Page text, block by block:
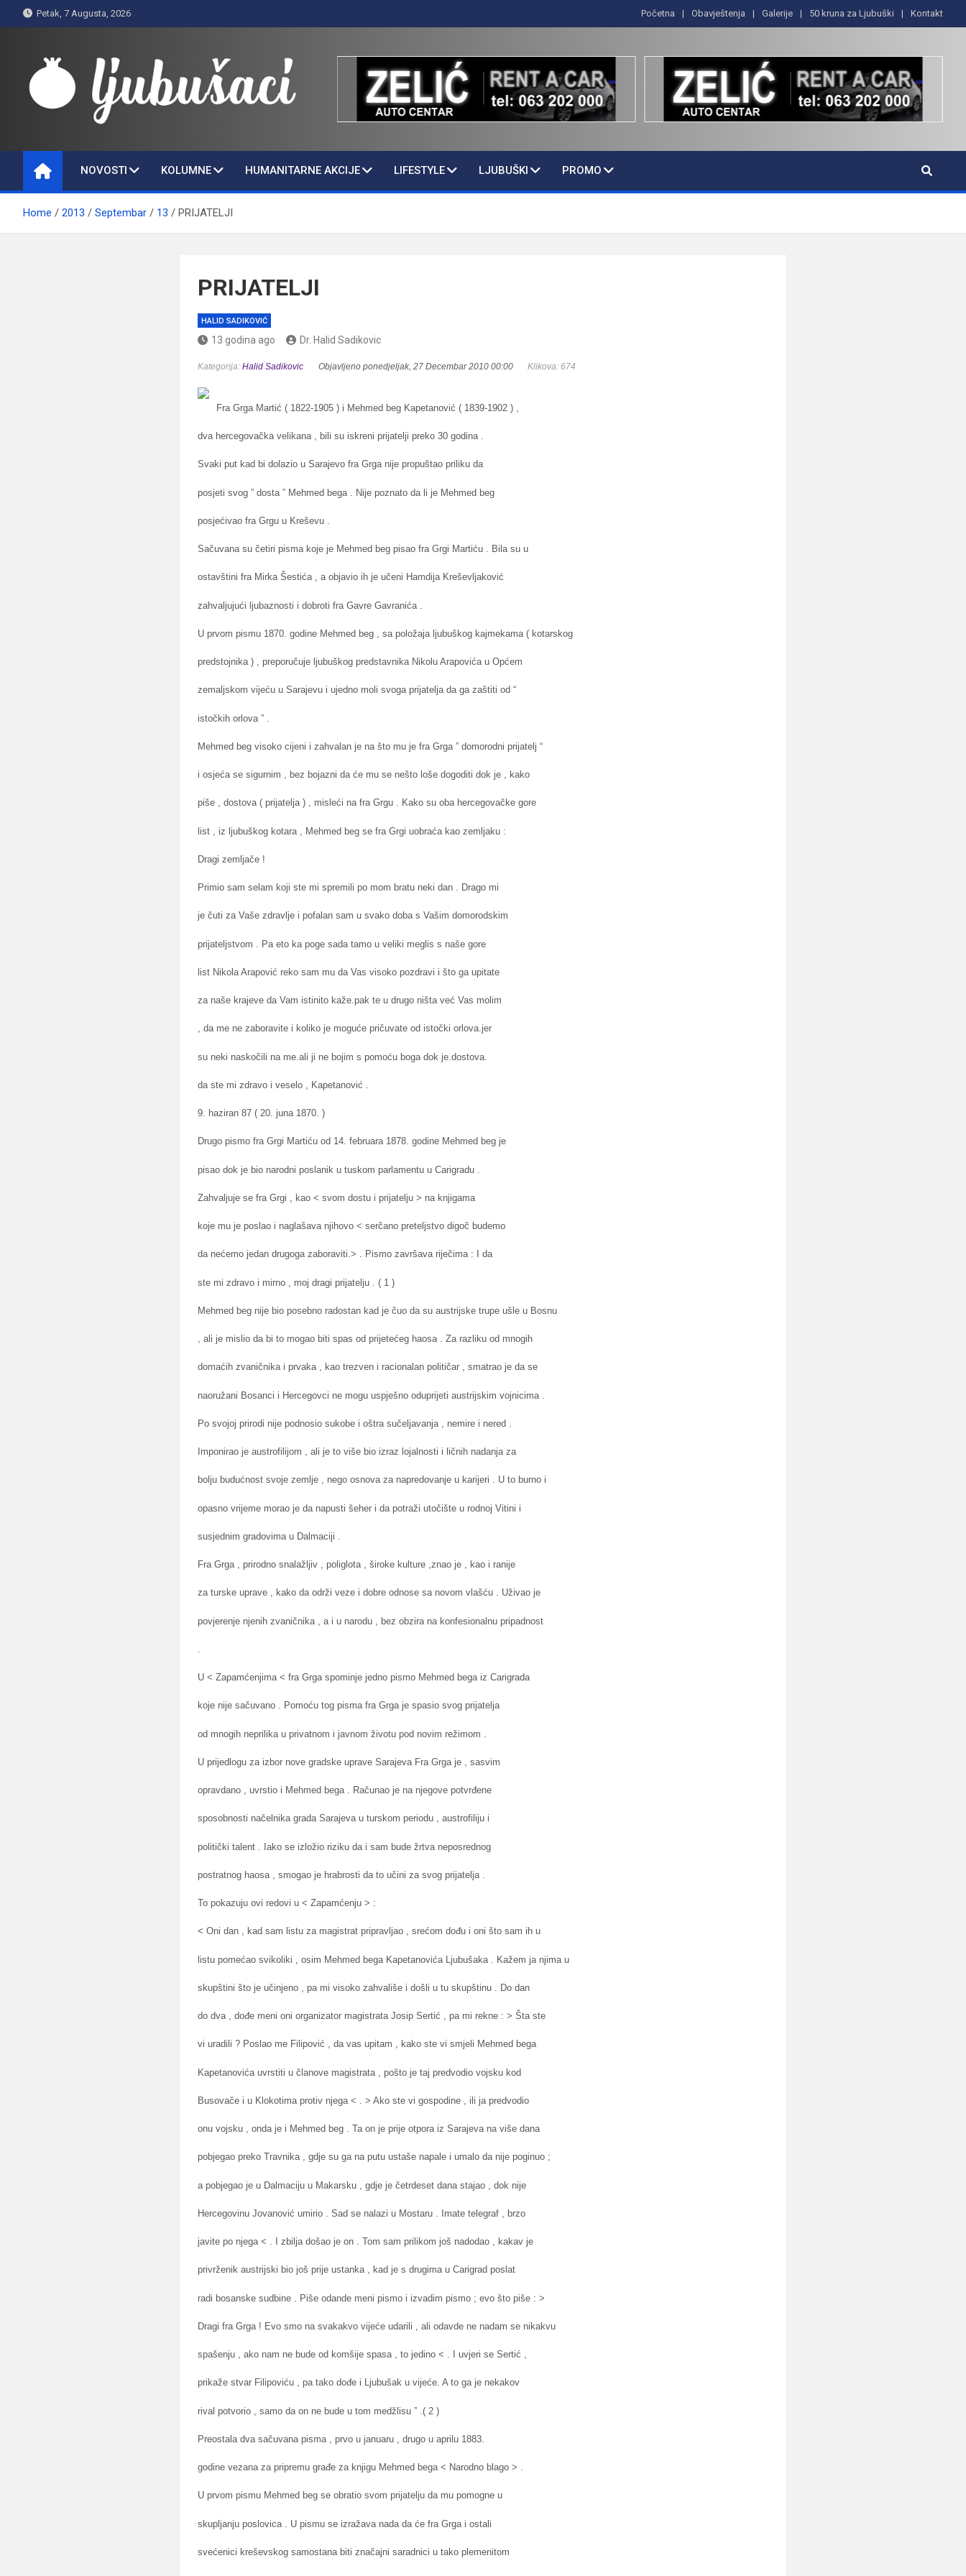
to
Petak, 7 Augusta, 2026 Početna Obavještenja Galerije 50 kruna za Ljubuški Kontakt
Ljubušaci
NOVOSTI KOLUMNE HUMANITARNE AKCIJE LIFESTYLE LJUBUŠKI PROMO
Home 2013 Septembar 13 PRIJATELJI
PRIJATELJI
HALID SADIKOVIĆ
13 godina ago Dr. Halid Sadikovic
Kategorija:Halid Sadikovic Objavljeno ponedjeljak, 27 Decembar 2010 00:00 Klikova: 674
Fra Grga Martić ( 1822-1905 ) i Mehmed beg Kapetanović ( 1839-1902 ) ,
dva hercegovačka velikana , bili su iskreni prijatelji preko 30 godina .
Svaki put kad bi dolazio u Sarajevo fra Grga nije propuštao priliku da
posjeti svog ” dosta ” Mehmed bega . Nije poznato da li je Mehmed beg
posjećivao fra Grgu u Kreševu .
Sačuvana su četiri pisma koje je Mehmed beg pisao fra Grgi Martiću . Bila su u
ostavštini fra Mirka Šestića , a objavio ih je učeni Hamdija Kreševljaković
zahvaljujući ljubaznosti i dobroti fra Gavre Gavranića .
U prvom pismu 1870. godine Mehmed beg , sa položaja ljubuškog kajmekama ( kotarskog
predstojnika ) , preporučuje ljubuškog predstavnika Nikolu Arapovića u Općem
zemaljskom vijeću u Sarajevu i ujedno moli svoga prijatelja da ga zaštiti od “
istočkih orlova ” .
Mehmed beg visoko cijeni i zahvalan je na što mu je fra Grga ” domorodni prijatelj “
i osjeća se sigurnim , bez bojazni da će mu se nešto loše dogoditi dok je , kako
piše , dostova ( prijatelja ) , misleći na fra Grgu . Kako su oba hercegovačke gore
list , iz ljubuškog kotara , Mehmed beg se fra Grgi uobraća kao zemljaku :
Dragi zemljače !
Primio sam selam koji ste mi spremili po mom bratu neki dan . Drago mi
je čuti za Vaše zdravlje i pofalan sam u svako doba s Vašim domorodskim
prijateljstvom . Pa eto ka poge sada tamo u veliki meglis s naše gore
list Nikola Arapović reko sam mu da Vas visoko pozdravi i što ga upitate
za naše krajeve da Vam istinito kaže.pak te u drugo ništa već Vas molim
, da me ne zaboravite i koliko je moguće pričuvate od istočki orlova.jer
su neki naskočili na me.ali ji ne bojim s pomoću boga dok je.dostova.
da ste mi zdravo i veselo , Kapetanović .
9. haziran 87 ( 20. juna 1870. )
Drugo pismo fra Grgi Martiću od 14. februara 1878. godine Mehmed beg je
pisao dok je bio narodni poslanik u tuskom parlamentu u Carigradu .
Zahvaljuje se fra Grgi , kao < svom dostu i prijatelju > na knjigama
koje mu je poslao i naglašava njihovo < serčano preteljstvo digoč budemo
da nećemo jedan drugoga zaboraviti.> . Pismo završava riječima : I da
ste mi zdravo i mirno , moj dragi prijatelju . ( 1 )
Mehmed beg nije bio posebno radostan kad je čuo da su austrijske trupe ušle u Bosnu
, ali je mislio da bi to mogao biti spas od prijetećeg haosa . Za razliku od mnogih
domaćih zvaničnika i prvaka , kao trezven i racionalan političar , smatrao je da se
naoružani Bosanci i Hercegovci ne mogu uspješno oduprijeti austrijskim vojnicima .
Po svojoj prirodi nije podnosio sukobe i oštra sučeljavanja , nemire i nered .
Imponirao je austrofilijom , ali je to više bio izraz lojalnosti i ličnih nadanja za
bolju budućnost svoje zemlje , nego osnova za napredovanje u karijeri . U to burno i
opasno vrijeme morao je da napusti šeher i da potraži utočište u rodnoj Vitini i
susjednim gradovima u Dalmaciji .
Fra Grga , prirodno snalažljiv , poliglota , široke kulture ,znao je , kao i ranije
za turske uprave , kako da održi veze i dobre odnose sa novom vlašću . Uživao je
povjerenje njenih zvaničnika , a i u narodu , bez obzira na konfesionalnu pripadnost
U < Zapamćenjima < fra Grga spominje jedno pismo Mehmed bega iz Carigrada
koje nije sačuvano . Pomoću tog pisma fra Grga je spasio svog prijatelja
od mnogih neprilika u privatnom i javnom životu pod novim režimom .
U prijedlogu za izbor nove gradske uprave Sarajeva Fra Grga je , sasvim
opravdano , uvrstio i Mehmed bega . Računao je na njegove potvrđene
sposobnosti načelnika grada Sarajeva u turskom periodu , austrofiliju i
politički talent . Iako se izložio riziku da i sam bude žrtva neposrednog
postratnog haosa , smogao je hrabrosti da to učini za svog prijatelja .
To pokazuju ovi redovi u < Zapamćenju > :
< Oni dan , kad sam listu za magistrat pripravljao , srećom dođu i oni što sam ih u
listu pomećao svikoliki , osim Mehmed bega Kapetanovića Ljubušaka . Kažem ja njima u
skupštini što je učinjeno , pa mi visoko zahvališe i došli u tu skupštinu . Do dan
do dva , dođe meni oni organizator magistrata Josip Sertić , pa mi rekne : > Šta ste
vi uradili ? Poslao me Filipović , da vas upitam , kako ste vi smjeli Mehmed bega
Kapetanovića uvrstiti u članove magistrata , pošto je taj predvodio vojsku kod
Busovače i u Klokotima protiv njega < . > Ako ste vi gospodine , ili ja predvodio
onu vojsku , onda je i Mehmed beg . Ta on je prije otpora iz Sarajeva na više dana
pobjegao preko Travnika , gdje su ga na putu ustaše napale i umalo da nije poginuo ;
a pobjegao je u Dalmaciju u Makarsku , gdje je četrdeset dana stajao , dok nije
Hercegovinu Jovanović umirio . Sad se nalazi u Mostaru . Imate telegraf , brzo
javite po njega < . I zbilja došao je on . Tom sam prilikom još nadodao , kakav je
privrženik austrijski bio još prije ustanka , kad je s drugima u Carigrad poslat
radi bosanske sudbine . Piše odande meni pismo i izvadim pismo ; evo što piše : >
Dragi fra Grga ! Evo smo na svakakvo vijeće udarili , ali odavde ne nadam se nikakvu
spašenju , ako nam ne bude od komšije spasa , to jedino < . I uvjeri se Sertić ,
prikaže stvar Filipoviću , pa tako dođe i Ljubušak u vijeće. A to ga je nekakov
rival potvorio , samo da on ne bude u tom medžlisu ” .( 2 )
Preostala dva sačuvana pisma , prvo u januaru , drugo u aprilu 1883.
godine vezana za pripremu građe za knjigu Mehmed bega < Narodno blago > .
U prvom pismu Mehmed beg se obratio svom prijatelju da mu pomogne u
skupljanju poslovica . U pismu se izražava nada da će fra Grga i ostali
svećenici kreševskog samostana biti značajni saradnici u tako plemenitom